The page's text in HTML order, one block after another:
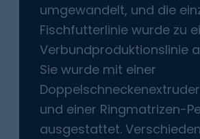
umgewandelt, und die
Fischfutterlinie wurde zu
Verbundproduktionslinie
Sie wurde mit einer
und einer Ringmatrizen-
ausgestattet.